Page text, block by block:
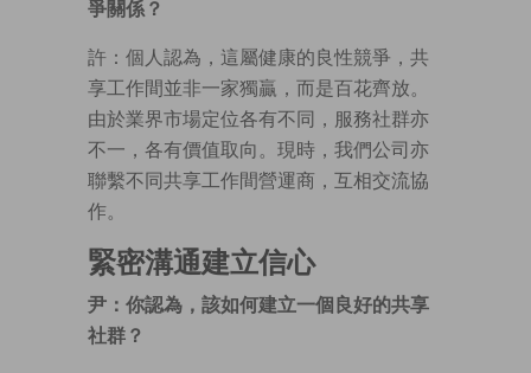
爭關係？
許：個人認為，這屬健康的良性競爭，共
享工作間並非一家獨贏，而是百花齊放。
由於業界市場定位各有不同，服務社群亦
不一，各有價值取向。現時，我們公司亦
聯繫不同共享工作間營運商，互相交流協
作。
緊密溝通建立信心
尹：你認為，該如何建立一個良好的共享
社群？